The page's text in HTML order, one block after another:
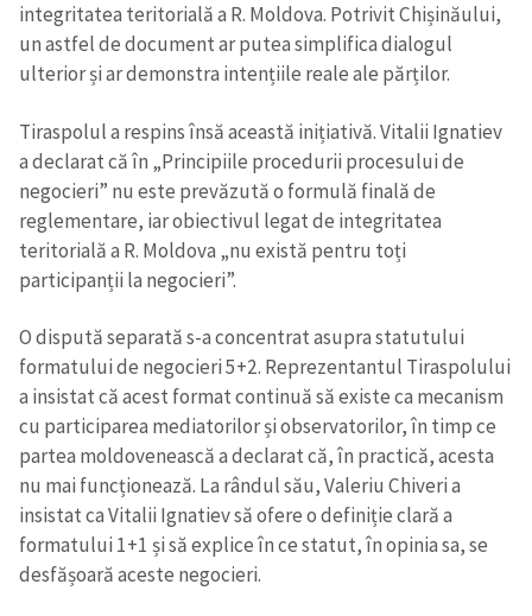
integritatea teritorială a R. Moldova. Potrivit Chișinăului,
un astfel de document ar putea simplifica dialogul
ulterior și ar demonstra intențiile reale ale părților.
Tiraspolul a respins însă această inițiativă. Vitalii Ignatiev
a declarat că în „Principiile procedurii procesului de
negocieri” nu este prevăzută o formulă finală de
reglementare, iar obiectivul legat de integritatea
teritorială a R. Moldova „nu există pentru toți
participanții la negocieri”.
O dispută separată s-a concentrat asupra statutului
formatului de negocieri 5+2. Reprezentantul Tiraspolului
a insistat că acest format continuă să existe ca mecanism
cu participarea mediatorilor și observatorilor, în timp ce
partea moldovenească a declarat că, în practică, acesta
nu mai funcționează. La rândul său, Valeriu Chiveri a
insistat ca Vitalii Ignatiev să ofere o definiție clară a
formatului 1+1 și să explice în ce statut, în opinia sa, se
desfășoară aceste negocieri.